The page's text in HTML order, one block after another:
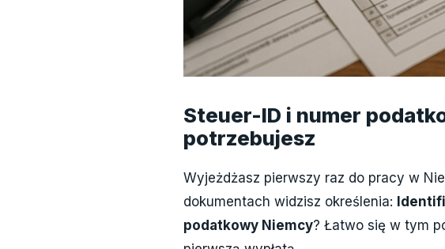
Steuer-ID i numer
potrzebujesz
Wyjeżdżasz pierwszy raz do pracy w
dokumentach widzisz określenia:
podatkowy Niemcy? Łatwo się w tym